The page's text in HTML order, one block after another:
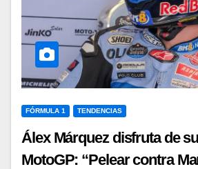
FÓRMULA 1 TENDENCIAS
Álex Márquez disfruta de
MotoGP: “Pelear contra